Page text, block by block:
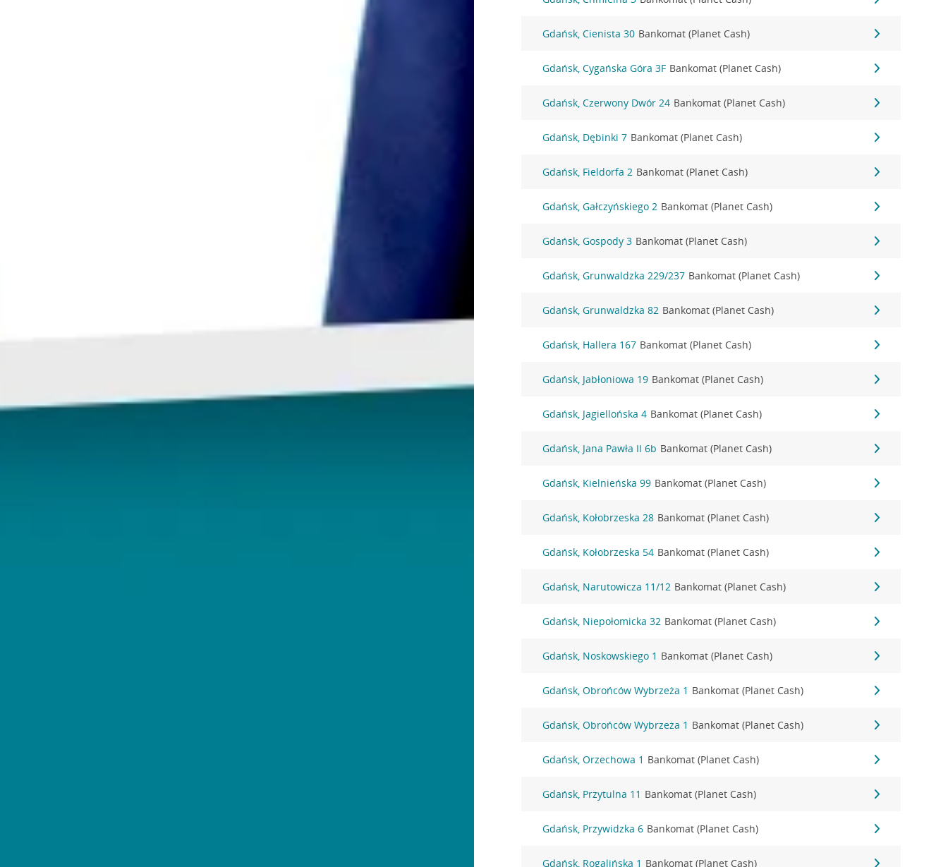
Gdańsk, Cienista 30 Bankomat (Planet Cash)
Gdańsk, Cygańska Góra 3F Bankomat (Planet Cash)
Gdańsk, Czerwony Dwór 24 Bankomat (Planet Cash)
Gdańsk, Dębinki 7 Bankomat (Planet Cash)
Gdańsk, Fieldorfa 2 Bankomat (Planet Cash)
Gdańsk, Gałczyńskiego 2 Bankomat (Planet Cash)
Gdańsk, Gospody 3 Bankomat (Planet Cash)
Gdańsk, Grunwaldzka 229/237 Bankomat (Planet Cash)
Gdańsk, Grunwaldzka 82 Bankomat (Planet Cash)
Gdańsk, Hallera 167 Bankomat (Planet Cash)
Gdańsk, Jabłoniowa 19 Bankomat (Planet Cash)
Gdańsk, Jagiellońska 4 Bankomat (Planet Cash)
Gdańsk, Jana Pawła II 6b Bankomat (Planet Cash)
Gdańsk, Kielnieńska 99 Bankomat (Planet Cash)
Gdańsk, Kołobrzeska 28 Bankomat (Planet Cash)
Gdańsk, Kołobrzeska 54 Bankomat (Planet Cash)
Gdańsk, Narutowicza 11/12 Bankomat (Planet Cash)
Gdańsk, Niepołomicka 32 Bankomat (Planet Cash)
Gdańsk, Noskowskiego 1 Bankomat (Planet Cash)
Gdańsk, Obrońców Wybrzeża 1 Bankomat (Planet Cash)
Gdańsk, Obrońców Wybrzeża 1 Bankomat (Planet Cash)
Gdańsk, Orzechowa 1 Bankomat (Planet Cash)
Gdańsk, Przytulna 11 Bankomat (Planet Cash)
Gdańsk, Przywidzka 6 Bankomat (Planet Cash)
Gdańsk, Rogalińska 1 Bankomat (Planet Cash)